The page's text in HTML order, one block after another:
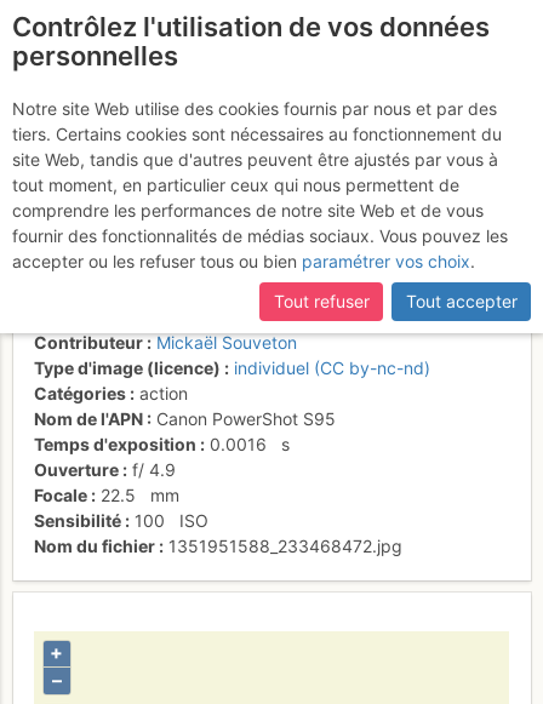
Les difficultés sont
passées, il reste le final sur
gros bacs déments !
2 nov. 2012 10:46
Contributeur
Mickaël Souveton
Type d'image (licence)
individuel (CC by-nc-nd)
Catégories
action
Nom de l'APN
Canon PowerShot S95
Temps d'exposition
0.0016
s
Ouverture
f/ 4.9
Focale
22.5
mm
Sensibilité
100
ISO
Nom du fichier
1351951588_233468472.jpg
+
–
Contrôlez l'utilisation de vos données
personnelles
Notre site Web utilise des cookies fournis par nous et par des
tiers. Certains cookies sont nécessaires au fonctionnement du
site Web, tandis que d'autres peuvent être ajustés par vous à
tout moment, en particulier ceux qui nous permettent de
comprendre les performances de notre site Web et de vous
fournir des fonctionnalités de médias sociaux. Vous pouvez les
accepter ou les refuser tous ou bien paramétrer vos choix.
Tout refuser
Tout accepter